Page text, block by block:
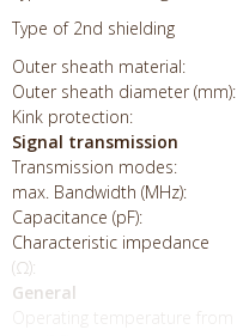
Type of 2nd shielding
Outer sheath material:
Outer sheath diameter (mm):
Kink protection:
Signal transmission
Transmission modes:
max. Bandwidth (MHz):
Capacitance (pF):
Characteristic impedance
(Ω):
General
Operating temperature from